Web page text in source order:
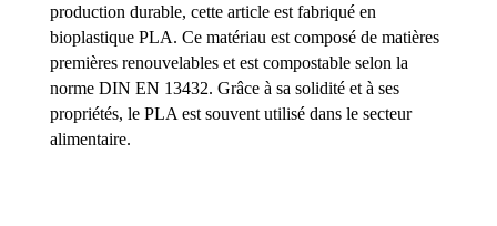
production durable, cette article est fabriqué en
bioplastique PLA. Ce matériau est composé de matières
premières renouvelables et est compostable selon la
norme DIN EN 13432. Grâce à sa solidité et à ses
propriétés, le PLA est souvent utilisé dans le secteur
alimentaire.